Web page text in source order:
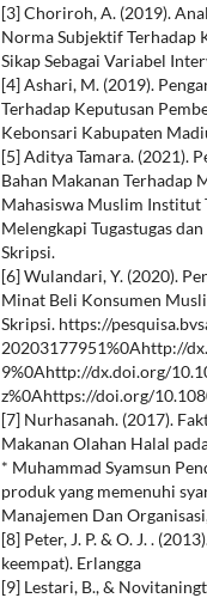
[3] Choriroh, A. (2019).
Norma Subjektif Terhadap
Sikap Sebagai Variabel
[4] Ashari, M. (2019).
Terhadap Keputusan
Kebonsari Kabupaten
[5] Aditya Tamara. (2021).
Bahan Makanan Terhadap
Mahasiswa Muslim Institut
Melengkapi Tugastugas
Skripsi.
[6] Wulandari, Y. (2020).
Minat Beli Konsumen
Skripsi. https://
20203177951%0Ahttp://
9%0Ahttp://dx.doi.org/
z%0Ahttps://doi.org/
[7] Nurhasanah. (2017).
Makanan Olahan Halal
* Muhammad Syamsun
produk yang memenuhi
Manajemen Dan
[8] Peter, J. P. & O. J. .
keempat). Erlangga
[9] Lestari, B., &